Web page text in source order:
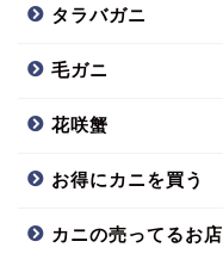
タラバガニ
毛ガニ
花咲蟹
お得にカニを買う
カニの売ってるお店